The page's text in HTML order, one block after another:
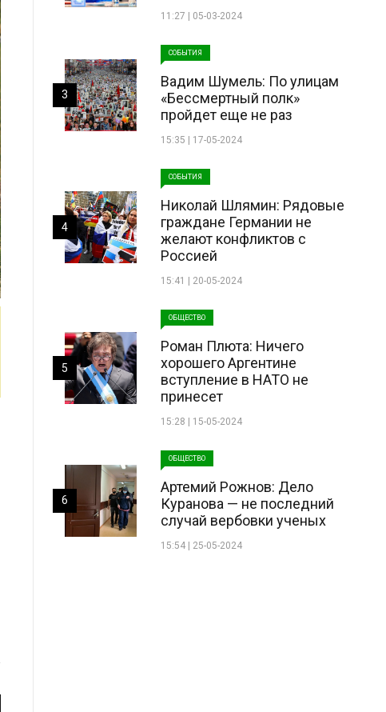
11:27 | 05-03-2024
СОБЫТИЯ
Вадим Шумель: По улицам
«Бессмертный полк»
пройдет еще не раз
15:35 | 17-05-2024
3
СОБЫТИЯ
Николай Шлямин: Рядовые
граждане Германии не
желают конфликтов с
Россией
15:41 | 20-05-2024
4
ОБЩЕСТВО
Роман Плюта: Ничего
хорошего Аргентине
вступление в НАТО не
принесет
15:28 | 15-05-2024
5
ОБЩЕСТВО
Артемий Рожнов: Дело
Куранова — не последний
случай вербовки ученых
15:54 | 25-05-2024
6